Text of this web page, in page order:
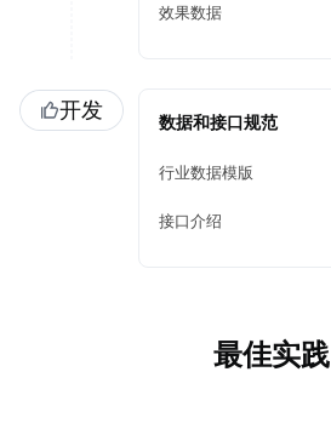
效果数据
开发 数据和接口规范
行业数据模版
接口介绍
最佳实践